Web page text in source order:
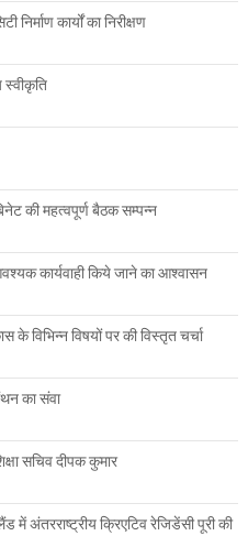
निर्माण कार्यों का निरीक्षण
स्वीकृति
की महत्वपूर्ण बैठक सम्पन्न
कार्यवाही किये जाने का आश्वासन
के विभिन्न विषयों पर की विस्तृत चर्चा
का संवा
सचिव दीपक कुमार
अंतरराष्ट्रीय क्रिएटिव रेजिडेंसी पूरी की